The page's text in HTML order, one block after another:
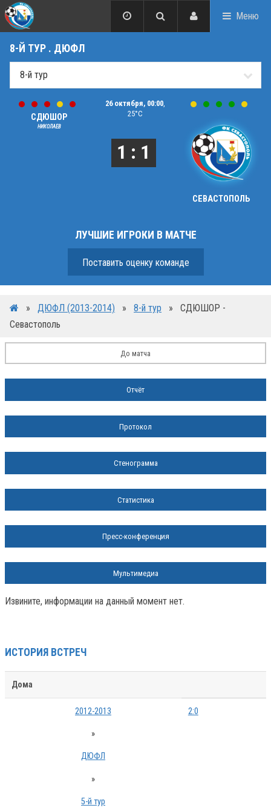
Меню
8-Й ТУР . ДЮФЛ
СДЮШОР
НИКОЛАЕВ
26 октября, 00:00
25°C
1 : 1
СЕВАСТОПОЛЬ
ЛУЧШИЕ ИГРОКИ В МАТЧЕ
Поставить оценку команде
» ДЮФЛ (2013-2014) » 8-й тур »
СДЮШОР -
Севастополь
До матча
Отчёт
Протокол
Стенограмма
Статистика
Пресс-конференция
Мультимедиа
Извините, информации на данный момент нет.
ИСТОРИЯ ВСТРЕЧ
Дома
2012-2013
»
ДЮФЛ
»
5-й тур
2:0